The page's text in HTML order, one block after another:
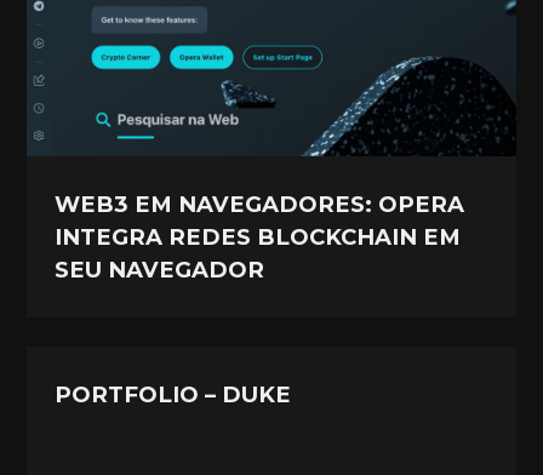
WEB3 EM NAVEGADORES: OPERA
INTEGRA REDES BLOCKCHAIN EM
SEU NAVEGADOR
PORTFOLIO – DUKE